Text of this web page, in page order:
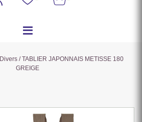
Divers / TABLIER JAPONNAIS METISSE 180
GREIGE